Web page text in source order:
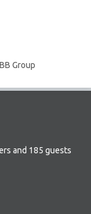
Group
and 185 guests